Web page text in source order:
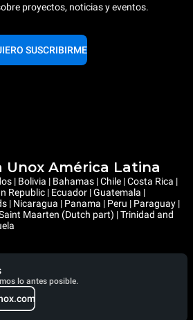
proyectos, noticias y eventos.
SUSCRIBIRME
Unox América Latina
| Bolivia | Bahamas | Chile | Costa Rica |
Republic | Ecuador | Guatemala |
| Nicaragua | Panama | Peru | Paraguay |
Maarten (Dutch part) | Trinidad and
lo antes posible.